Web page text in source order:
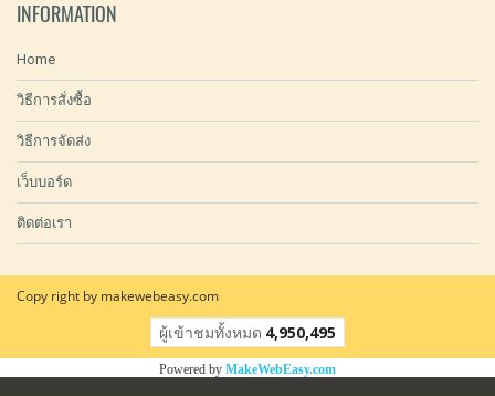
INFORMATION
Home
วิธีการสั่งซื้อ
วิธีการจัดส่ง
เว็บบอร์ด
ติดต่อเรา
Copy right by makewebeasy.com
ผู้เข้าชมทั้งหมด 4,950,495
Powered by MakeWebEasy.com